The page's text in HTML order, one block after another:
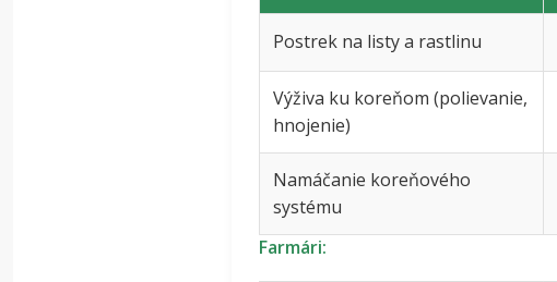
Postrek na listy a rastlinu
Výživa ku koreňom (polievanie,
hnojenie)
Namáčanie koreňového
systému
Farmári: